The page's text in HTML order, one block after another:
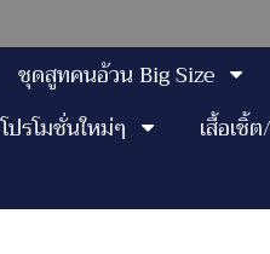
ชุดสูทคนอ้วน Big Size
โปรโมชั่นใหม่ๆ
เสื้อเชิ้